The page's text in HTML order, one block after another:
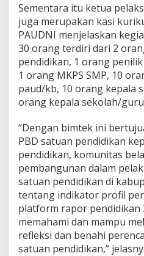
Sementara itu ketua
juga merupakan kasi
PAUDNI menjelaskan
30 orang terdiri dari 2
pendidikan, 1 orang penilik
1 orang MKPS SMP, 10
paud/kb, 10 orang kepala
orang kepala sekolah/
“Dengan bimtek ini
PBD satuan pendidikan
pendidikan, komunitas
pembangunan dalam
satuan pendidikan di
tentang indikator profil
platform rapor pendidikan
memahami dan mampu
refleksi dan benahi
satuan pendidikan,”